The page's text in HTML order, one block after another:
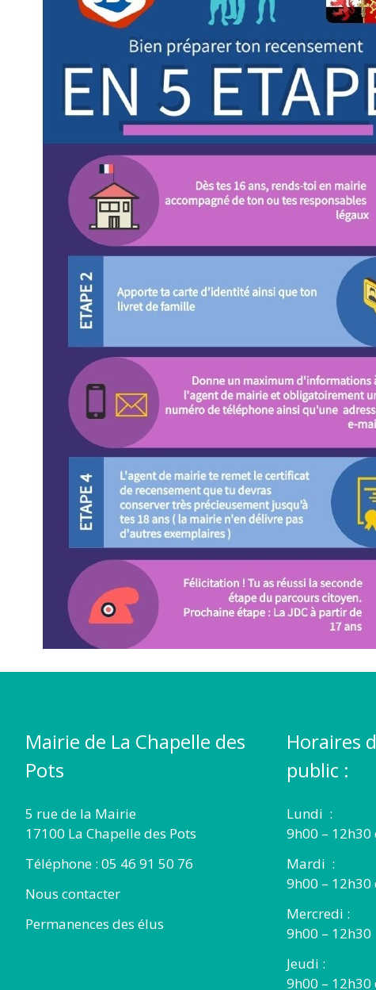
Mairie de La Chapelle des
Pots
5 rue de la Mairie
17100 La Chapelle des Pots
Téléphone : 05 46 91 50 76
Nous contacter
Permanences des élus
Horaires
public :
Lundi :
9h00 – 12h30
Mardi :
9h00 – 12h30
Mercredi :
9h00 – 12h30
Jeudi :
9h00 – 12h30